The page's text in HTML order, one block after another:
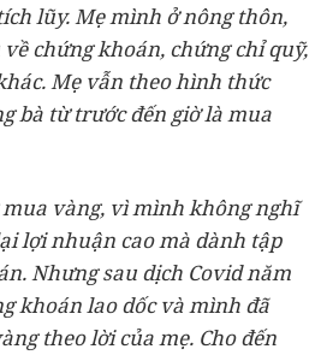
lũy. Mẹ mình ở nông thôn,
chứng khoán, chứng chỉ quỹ,
Mẹ vẫn theo hình thức
bà từ trước đến giờ là mua
vàng, vì mình không nghĩ
lợi nhuận cao mà dành tập
Nhưng sau dịch Covid năm
khoán lao dốc và mình đã
theo lời của mẹ. Cho đến